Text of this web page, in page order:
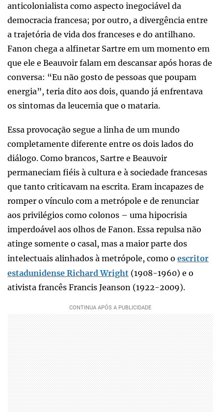
anticolonialista como aspecto inegociável da
democracia francesa; por outro, a divergência entre
a trajetória de vida dos franceses e do antilhano.
Fanon chega a alfinetar Sartre em um momento em
que ele e Beauvoir falam em descansar após horas de
conversa: “Eu não gosto de pessoas que poupam
energia”, teria dito aos dois, quando já enfrentava
os sintomas da leucemia que o mataria.
Essa provocação segue a linha de um mundo
completamente diferente entre os dois lados do
diálogo. Como brancos, Sartre e Beauvoir
permaneciam fiéis à cultura e à sociedade francesas
que tanto criticavam na escrita. Eram incapazes de
romper o vínculo com a metrópole e de renunciar
aos privilégios como colonos – uma hipocrisia
imperdoável aos olhos de Fanon. Essa repulsa não
atinge somente o casal, mas a maior parte dos
intelectuais alinhados à metrópole, como o escritor
estadunidense Richard Wright (1908-1960) e o
ativista francês Francis Jeanson (1922-2009).